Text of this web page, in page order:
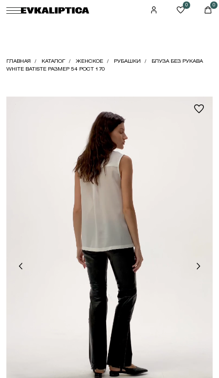
0 0
ГЛАВНАЯ КАТАЛОГ ЖЕНСКОЕ РУБАШКИ
БЛУЗА БЕЗ РУКАВА
WHITE BATISTE РАЗМЕР 54 РОСТ 170